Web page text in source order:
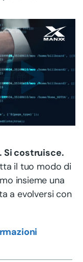
Si costruisce.
il tuo modo di
insieme una
a evolversi con